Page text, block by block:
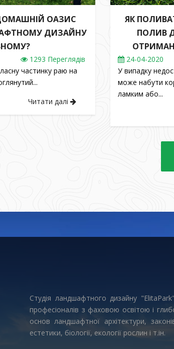
ОАЗИС
ДИЗАЙНУ
1293 Переглядів
частинку раю на
Читати далі
ЯК
ПОЛИВ
24-04-2020
У випадку
може набути
ламким або...
Студія ландшафтного дизайну
професіоналів з фаховою освітою і
основ ландшафтної архітектури,
естетики, біології, екології рослин і т.ін.